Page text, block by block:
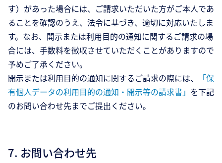
す）があった場合には、ご請求いただいた方がご本人であ
ることを確認のうえ、法令に基づき、適切に対応いたしま
す。なお、開示または利用目的の通知に関するご請求の場
合には、手数料を徴収させていただくことがありますので
予めご了承ください。
開示または利用目的の通知に関するご請求の際には、
「保
有個人データの利用目的の通知・開示等の請求書」 を下記
のお問い合わせ先までご提出ください。
7. お問い合わせ先